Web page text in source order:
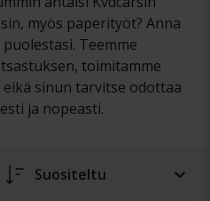
myös paperityöt? Anna
Teemme
toimitamme
sinun tarvitse odottaa
ja nopeasti.
Suositeltu